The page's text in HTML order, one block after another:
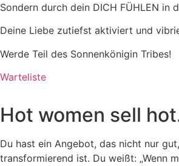
Sondern durch dein DICH FÜHLEN in
Deine Liebe zutiefst aktiviert und
Werde Teil des Sonnenkönigin Tribes!
Warteliste
Hot women sell
Du hast ein Angebot, das nicht nur
transformierend ist. Du weißt: „Wenn